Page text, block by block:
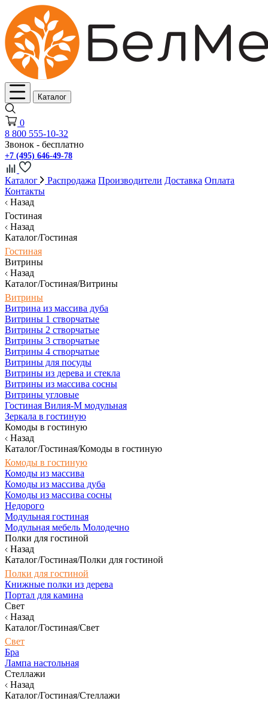
Каталог
0
8 800 555-10-32
Звонок - бесплатно
+7 (495) 646-49-78
Каталог Распродажа Производители Доставка Оплата
Контакты
Назад
Гостиная
Назад
Каталог/Гостиная
Гостиная
Витрины
Назад
Каталог/Гостиная/Витрины
Витрины
Витрина из массива дуба
Витрины 1 створчатые
Витрины 2 створчатые
Витрины 3 створчатые
Витрины 4 створчатые
Витрины для посуды
Витрины из дерева и стекла
Витрины из массива сосны
Витрины угловые
Гостиная Вилия-М модульная
Зеркала в гостиную
Комоды в гостиную
Назад
Каталог/Гостиная/Комоды в гостиную
Комоды в гостиную
Комоды из массива
Комоды из массива дуба
Комоды из массива сосны
Недорого
Модульная гостиная
Модульная мебель Молодечно
Полки для гостиной
Назад
Каталог/Гостиная/Полки для гостиной
Полки для гостиной
Книжные полки из дерева
Портал для камина
Свет
Назад
Каталог/Гостиная/Свет
Свет
Бра
Лампа настольная
Стеллажи
Назад
Каталог/Гостиная/Стеллажи